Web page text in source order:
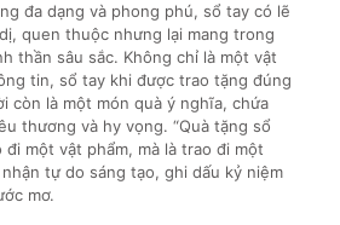
đa dạng và phong phú, sổ tay có lẽ
quen thuộc nhưng lại mang trong
thần sâu sắc. Không chỉ là một vật
tin, sổ tay khi được trao tặng đúng
còn là một món quà ý nghĩa, chứa
thương và hy vọng. “Quà tặng sổ
đi một vật phẩm, mà là trao đi một
tự do sáng tạo, ghi dấu kỷ niệm
mơ.